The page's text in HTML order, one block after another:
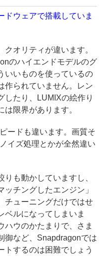
ウェアで搭載していま
オリティが違います。
のハイエンドモデルのグ
いいものを使っているの
作られていません。レン
したり、LUMIXの絵作り
限界があります。
ードも違います。画質そ
イズ処理とかが全然違い
も動かしていますし、
ッチングしたエンジン」
チューニングだけではせ
ベルになってしまいま
ハウのかたまりで、さま
御など、Snapdragonでは
トするのは困難でしょう